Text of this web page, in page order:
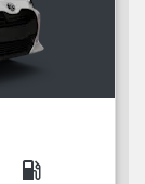
local_gas_station